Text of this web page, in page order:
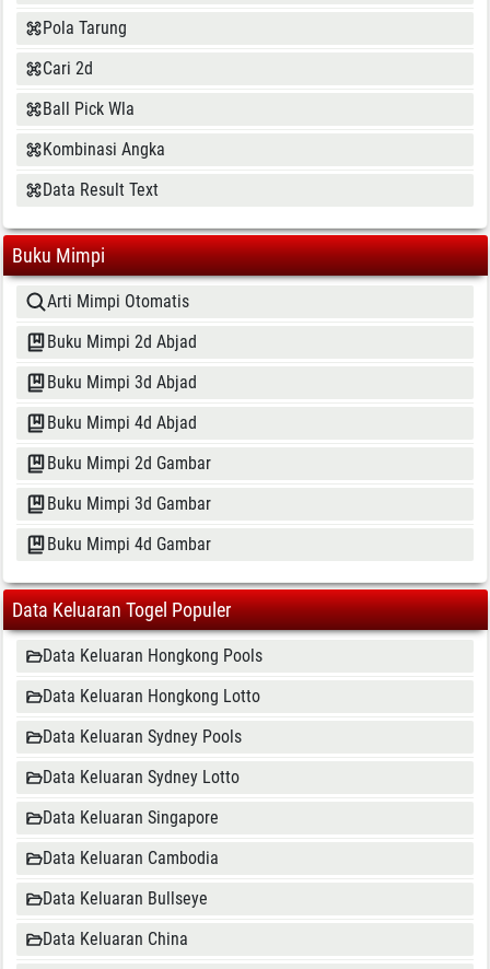
Pola Tarung
Cari 2d
Ball Pick Wla
Kombinasi Angka
Data Result Text
Buku Mimpi
Arti Mimpi Otomatis
Buku Mimpi 2d Abjad
Buku Mimpi 3d Abjad
Buku Mimpi 4d Abjad
Buku Mimpi 2d Gambar
Buku Mimpi 3d Gambar
Buku Mimpi 4d Gambar
Data Keluaran Togel Populer
Data Keluaran Hongkong Pools
Data Keluaran Hongkong Lotto
Data Keluaran Sydney Pools
Data Keluaran Sydney Lotto
Data Keluaran Singapore
Data Keluaran Cambodia
Data Keluaran Bullseye
Data Keluaran China